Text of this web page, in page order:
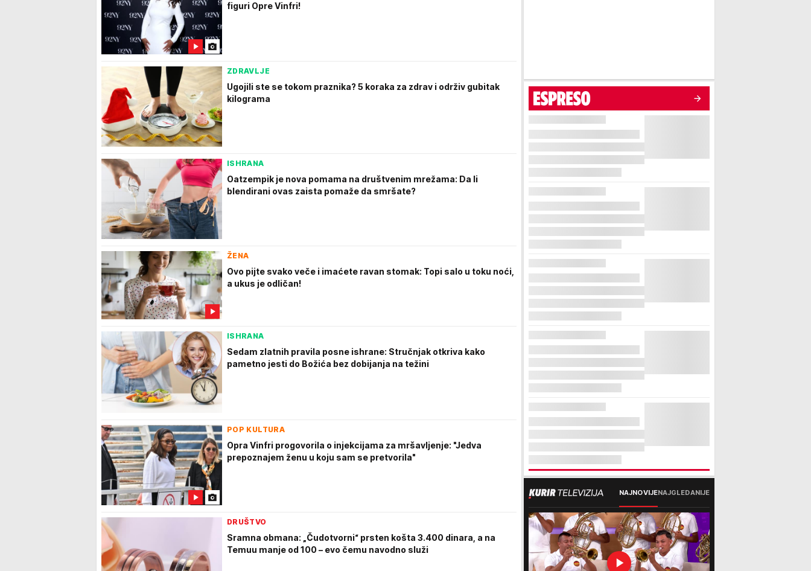
figuri Opre Vinfri!
ZDRAVLJE
Ugojili ste se tokom praznika? 5 koraka za zdrav i održiv gubitak
kilograma
ISHRANA
Oatzempik je nova pomama na društvenim mrežama: Da li
blendirani ovas zaista pomaže da smršate?
ŽENA
Ovo pijte svako veče i imaćete ravan stomak: Topi salo u toku noći,
a ukus je odličan!
ISHRANA
Sedam zlatnih pravila posne ishrane: Stručnjak otkriva kako
pametno jesti do Božića bez dobijanja na težini
POP KULTURA
Opra Vinfri progovorila o injekcijama za mršavljenje: "Jedva
prepoznajem ženu u koju sam se pretvorila"
DRUŠTVO
Sramna obmana: „Čudotvorni“ prsten košta 3.400 dinara, a na
Temuu manje od 100 – evo čemu navodno služi
NAJNOVIJENAJGLEDANIJE